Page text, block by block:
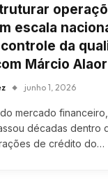
escala
da
Márcio
junho 1, 2026
mercado
décadas dentro
de crédito do…